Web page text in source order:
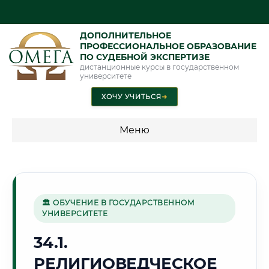
ДОПОЛНИТЕЛЬНОЕ
ПРОФЕССИОНАЛЬНОЕ ОБРАЗОВАНИЕ
ПО СУДЕБНОЙ ЭКСПЕРТИЗЕ
дистанционные курсы в государственном
университете
ХОЧУ УЧИТЬСЯ➜
Меню
специальности"
Стоимость по программам обучения "Судебная экспертиза"
Стоимость по программам обучения "Экспертиза"
🏛 ОБУЧЕНИЕ В ГОСУДАРСТВЕННОМ
УНИВЕРСИТЕТЕ
34.1.
РЕЛИГИОВЕДЧЕСКОЕ